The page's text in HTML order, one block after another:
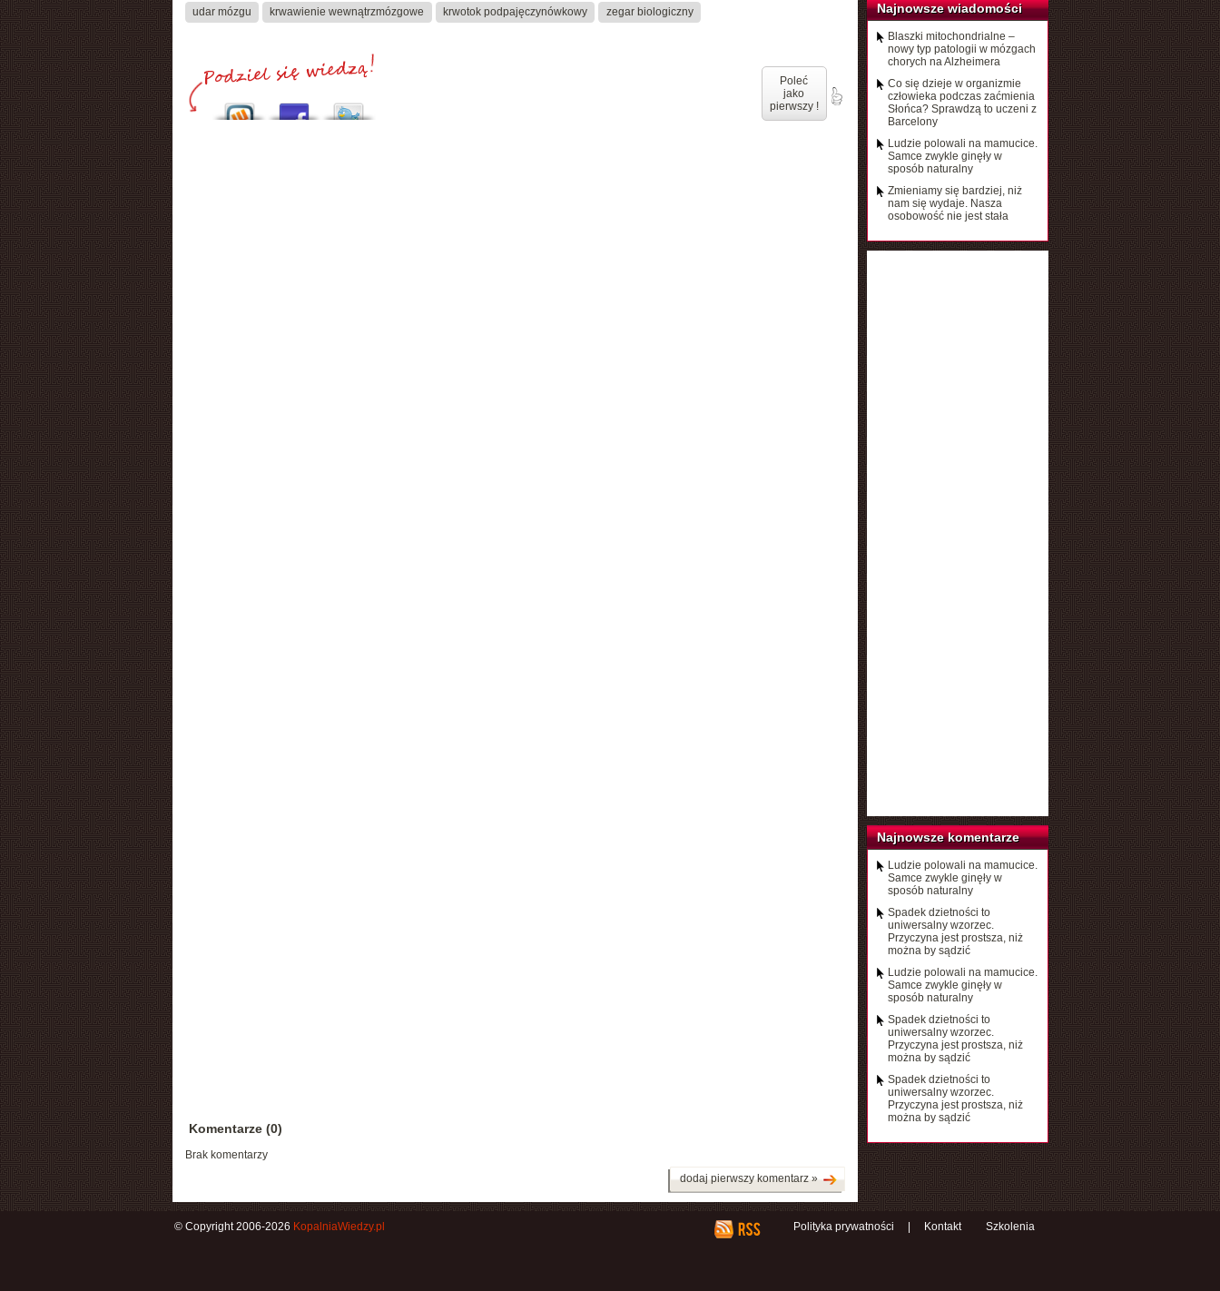
udar mózgu krwawienie wewnątrzmózgowe krwotok podpajęczynówkowy zegar biologiczny
Poleć
jako
pierwszy !
Komentarze (0)
Brak komentarzy
dodaj pierwszy komentarz »
Najnowsze wiadomości
Blaszki mitochondrialne –
nowy typ patologii w mózgach
chorych na Alzheimera
Co się dzieje w organizmie
człowieka podczas zaćmienia
Słońca? Sprawdzą to uczeni z
Barcelony
Ludzie polowali na mamucice.
Samce zwykle ginęły w
sposób naturalny
Zmieniamy się bardziej, niż
nam się wydaje. Nasza
osobowość nie jest stała
Najnowsze komentarze
Ludzie polowali na mamucice.
Samce zwykle ginęły w
sposób naturalny
Spadek dzietności to
uniwersalny wzorzec.
Przyczyna jest prostsza, niż
można by sądzić
Ludzie polowali na mamucice.
Samce zwykle ginęły w
sposób naturalny
Spadek dzietności to
uniwersalny wzorzec.
Przyczyna jest prostsza, niż
można by sądzić
Spadek dzietności to
uniwersalny wzorzec.
Przyczyna jest prostsza, niż
można by sądzić
Polityka prywatności Kontakt Szkolenia
© Copyright 2006-2026 KopalniaWiedzy.pl